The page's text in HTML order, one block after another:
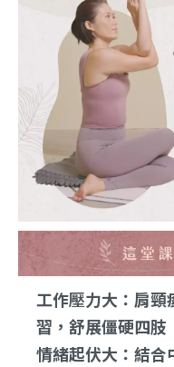
工作壓力大：肩頸
習，舒展僵硬四肢
情緒起伏大：結合